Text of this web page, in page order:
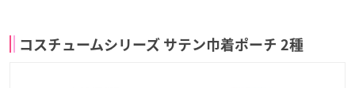
コスチュームシリーズ サテン巾着ポーチ 2種